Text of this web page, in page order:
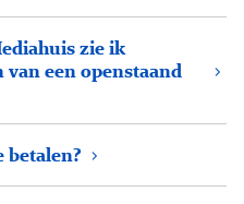
zie ik
een openstaand
betalen?